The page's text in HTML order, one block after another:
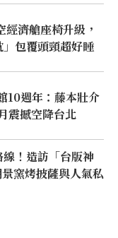
濟艙座椅升級，
包覆頭頸超好睡
10週年：藤本壯介
震撼空降台北
！造訪「台版神
窯烤披薩與人氣私